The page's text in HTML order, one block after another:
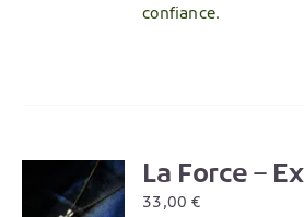
confiance.
La Force –
33,00€